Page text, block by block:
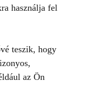
használja fel
teszik, hogy
az Ön